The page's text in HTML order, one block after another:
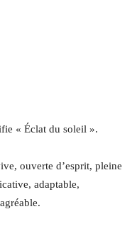
« Éclat du soleil ».
ouverte d’esprit, pleine
adaptable,